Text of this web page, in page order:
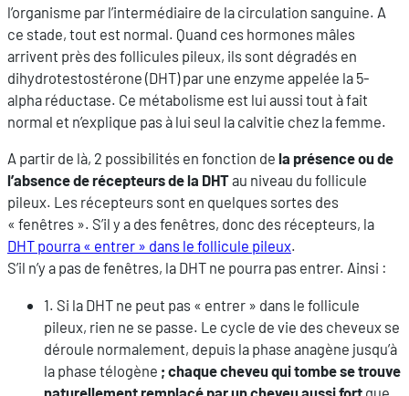
l’organisme par l’intermédiaire de la circulation sanguine. A
ce stade, tout est normal. Quand ces hormones mâles
arrivent près des follicules pileux, ils sont dégradés en
dihydrotestostérone (DHT) par une enzyme appelée la 5-
alpha réductase. Ce métabolisme est lui aussi tout à fait
normal et n’explique pas à lui seul la calvitie chez la femme.
A partir de là, 2 possibilités en fonction de la présence ou de
l’absence de récepteurs de la DHTau niveau du follicule
pileux. Les récepteurs sont en quelques sortes des
« fenêtres ». S’il y a des fenêtres, donc des récepteurs, la
DHT pourra « entrer » dans le follicule pileux.
S’il n’y a pas de fenêtres, la DHT ne pourra pas entrer. Ainsi :
1. Si la DHT ne peut pas « entrer » dans le follicule
pileux, rien ne se passe. Le cycle de vie des cheveux se
déroule normalement, depuis la phase anagène jusqu’à
la phase télogène ; chaque cheveu qui tombe se trouve
naturellement remplacé par un cheveu aussi fort que